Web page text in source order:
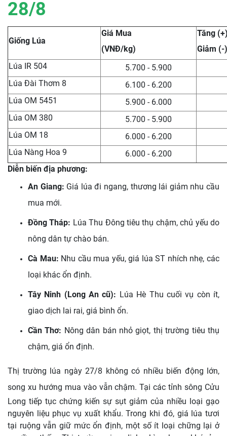
28/8
Giống Lúa
Giá Mua
(VNĐ/kg)
Tăng
Giảm (-)
Lúa IR 504
5.700 - 5.900
Lúa Đài Thơm 8
6.100 - 6.200
Lúa OM 5451
5.900 - 6.000
Lúa OM 380
5.700 - 5.900
Lúa OM 18
6.000 - 6.200
Lúa Nàng Hoa 9
6.000 - 6.200
Diễn biến địa phương:
An Giang: Giá lúa đi ngang, thương lái giảm nhu cầu
mua mới.
Đồng Tháp: Lúa Thu Đông tiêu thụ chậm, chủ yếu do
nông dân tự chào bán.
Cà Mau: Nhu cầu mua yếu, giá lúa ST nhích nhẹ, các
loại khác ổn định.
Tây Ninh (Long An cũ): Lúa Hè Thu cuối vụ còn ít,
giao dịch lai rai, giá bình ổn.
Cần Thơ: Nông dân bán nhỏ giọt, thị trường tiêu thụ
chậm, giá ổn định.
Thị trường lúa ngày 27/8 không có nhiều biến động lớn,
song xu hướng mua vào vẫn chậm.Tại các tỉnh sông Cửu
Long tiếp tục chứng kiến sự sụt giảm của nhiều loại gạo
nguyên liệu phục vụ xuất khẩu. Trong khi đó, giá lúa tươi
tại ruộng vẫn giữ mức ổn định, một số ít loại chững lại ở